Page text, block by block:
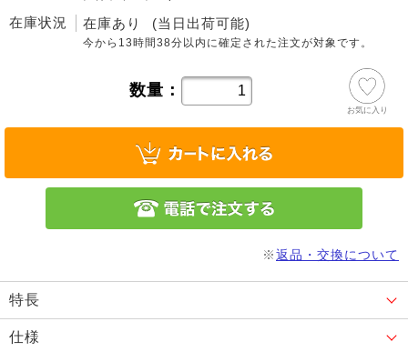
在庫状況 在庫あり (当日出荷可能)
今から 13時間38分 以内に確定された注文が対象です。
数量：
お気に入り
※返品・交換について
特長
仕様